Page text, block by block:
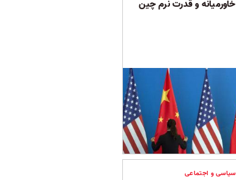
خاورمیانه و قدرت نرم چین
سیاسی و اجتماعی